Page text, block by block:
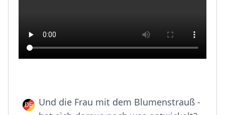
Und die Frau mit dem Blumenstrauß -